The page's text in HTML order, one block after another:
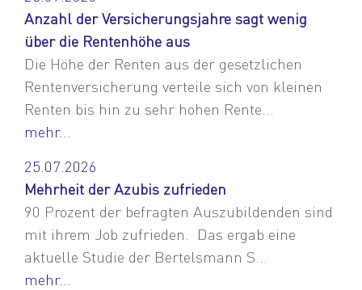
Anzahl der Versicherungsjahre sagt wenig
über die Rentenhöhe aus
Die Höhe der Renten aus der gesetzlichen
Rentenversicherung verteile sich von kleinen
Renten bis hin zu sehr hohen Rente...
mehr...
25.07.2026
Mehrheit der Azubis zufrieden
90 Prozent der befragten Auszubildenden sind
mit ihrem Job zufrieden. Das ergab eine
aktuelle Studie der Bertelsmann S...
mehr...